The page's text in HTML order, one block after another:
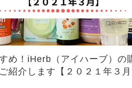
め！iHerb（アイハーブ）の
紹介します【２０２１年３月